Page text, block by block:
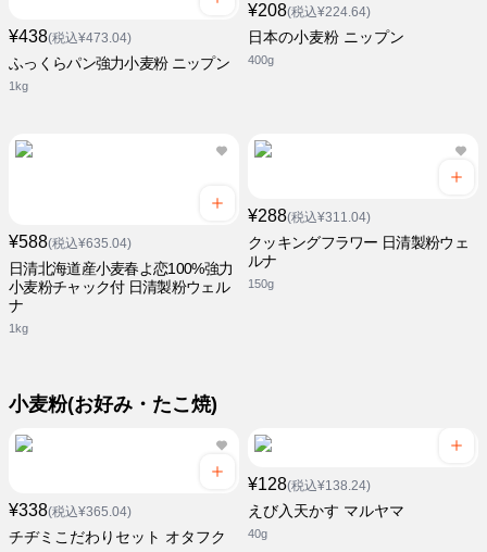
¥438(税込¥473.04)
ふっくらパン強力小麦粉 ニップン
1kg
¥208(税込¥224.64)
日本の小麦粉 ニップン
400g
¥588(税込¥635.04)
日清北海道産小麦春よ恋100%強力
小麦粉チャック付 日清製粉ウェル
ナ
1kg
¥288(税込¥311.04)
クッキングフラワー 日清製粉ウェ
ルナ
150g
小麦粉(お好み・たこ焼)
¥338(税込¥365.04)
チヂミこだわりセット オタフク
¥128(税込¥138.24)
えび入天かす マルヤマ
40g